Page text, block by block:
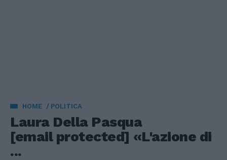
HOME POLITICA
Laura Della Pasqua
[email protected] «L'azione di
...